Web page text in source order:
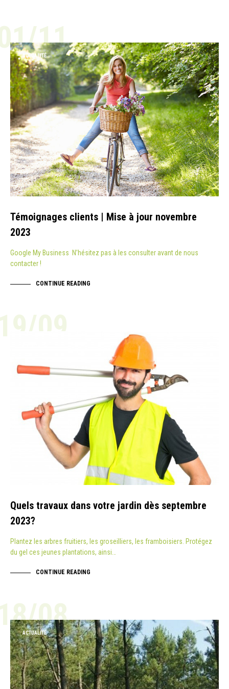
11
ACTUALITÉ
Témoignages clients | Mise à jour novembre
2023
Google My Business N’hésitez pas à les consulter avant de nous
contacter !
CONTINUE READING
09
Quels travaux dans votre jardin dès septembre
2023?
Plantez les arbres fruitiers, les groseilliers, les framboisiers. Protégez
du gel ces jeunes plantations, ainsi…
CONTINUE READING
08
ACTUALITÉ